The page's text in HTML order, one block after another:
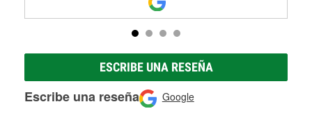
ESCRIBE UNA RESEÑA
Escribe una reseña Google